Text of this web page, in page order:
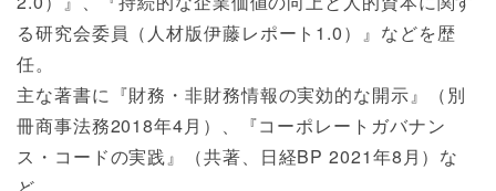
る研究会委員（人材版伊藤レポート1.0）』などを歴
任。
主な著書に『財務・非財務情報の実効的な開示』（別
冊商事法務2018年4月）、『コーポレートガバナン
ス・コードの実践』（共著、日経BP 2021年8月）な